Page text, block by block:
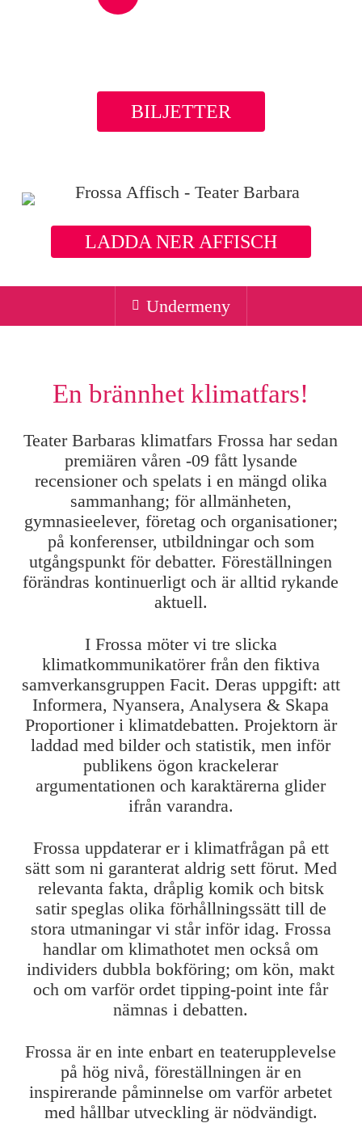
BILJETTER
LADDA NER AFFISCH
Undermeny
En brännhet klimatfars!
Teater Barbaras klimatfars Frossa har sedan
premiären våren -09 fått lysande
recensioner och spelats i en mängd olika
sammanhang; för allmänheten,
gymnasieelever, företag och organisationer;
på konferenser, utbildningar och som
utgångspunkt för debatter. Föreställningen
förändras kontinuerligt och är alltid rykande
aktuell.
I Frossa möter vi tre slicka
klimatkommunikatörer från den fiktiva
samverkansgruppen Facit. Deras uppgift: att
Informera, Nyansera, Analysera & Skapa
Proportioner i klimatdebatten. Projektorn är
laddad med bilder och statistik, men inför
publikens ögon krackelerar
argumentationen och karaktärerna glider
ifrån varandra.
Frossa uppdaterar er i klimatfrågan på ett
sätt som ni garanterat aldrig sett förut. Med
relevanta fakta, dråplig komik och bitsk
satir speglas olika förhållningssätt till de
stora utmaningar vi står inför idag. Frossa
handlar om klimathotet men också om
individers dubbla bokföring; om kön, makt
och om varför ordet tipping-point inte får
nämnas i debatten.
Frossa är en inte enbart en teaterupplevelse
på hög nivå, föreställningen är en
inspirerande påminnelse om varför arbetet
med hållbar utveckling är nödvändigt.